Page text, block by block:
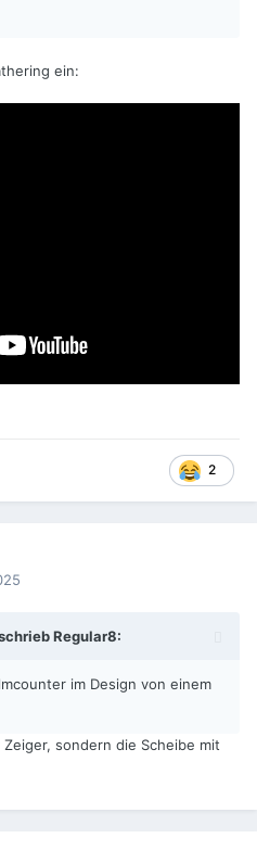
ein:
2
Regular8:
im Design von einem
sondern die Scheibe mit